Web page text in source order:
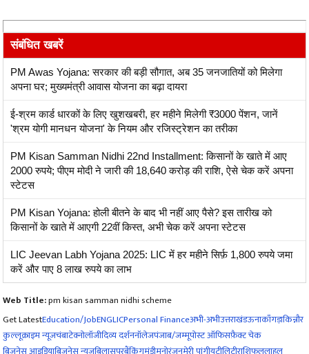
संबंधित खबरें
PM Awas Yojana: सरकार की बड़ी सौगात, अब 35 जनजातियों को मिलेगा
अपना घर; मुख्यमंत्री आवास योजना का बढ़ा दायरा
ई-श्रम कार्ड धारकों के लिए खुशखबरी, हर महीने मिलेगी ₹3000 पेंशन, जानें
'श्रम योगी मानधन योजना' के नियम और रजिस्ट्रेशन का तरीका
PM Kisan Samman Nidhi 22nd Installment: किसानों के खाते में आए
2000 रुपये; पीएम मोदी ने जारी की 18,640 करोड़ की राशि, ऐसे चेक करें अपना
स्टेटस
PM Kisan Yojana: होली बीतने के बाद भी नहीं आए पैसे? इस तारीख को
किसानों के खाते में आएगी 22वीं किस्त, अभी चेक करें अपना स्टेटस
LIC Jeevan Labh Yojana 2025: LIC में हर महीने सिर्फ़ 1,800 रुपये जमा
करें और पाए 8 लाख रुपये का लाभ
Web Title:pm kisan samman nidhi scheme
Get LatestEducation/JobENGLICPersonal Financeअभी-अभीउत्तराखंडऊनाकाँगड़ाकिन्नौर
कुल्लूक्राइम न्यूजचंबाटेक्नोलॉजीदिव्य दर्शननॉलेजपंजाब/जम्मूपोस्ट ऑफिसफ़ैक्ट चेक